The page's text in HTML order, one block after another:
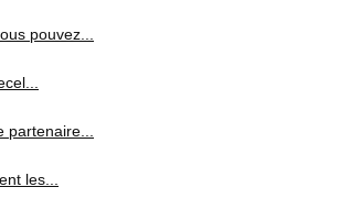
pouvez...
les...